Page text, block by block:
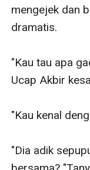
mengejek dan
dramatis.
"Kau tau apa
Ucap Akbir
"Kau kenal
"Dia adik